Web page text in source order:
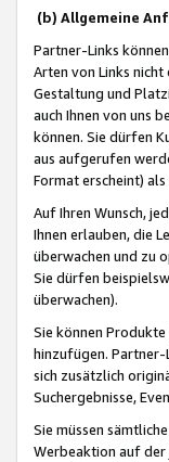
(b) Allgemeine
Partner-Links
Arten von Links
Gestaltung und
auch Ihnen von uns
können. Sie dürfen
aus aufgerufen
Format erscheint)
Auf Ihren Wunsch,
Ihnen erlauben, die
überwachen und zu
Sie dürfen
überwachen).
Sie können
hinzufügen.
sich zusätzlich
Suchergebnisse,
Sie müssen
Werbeaktion auf der